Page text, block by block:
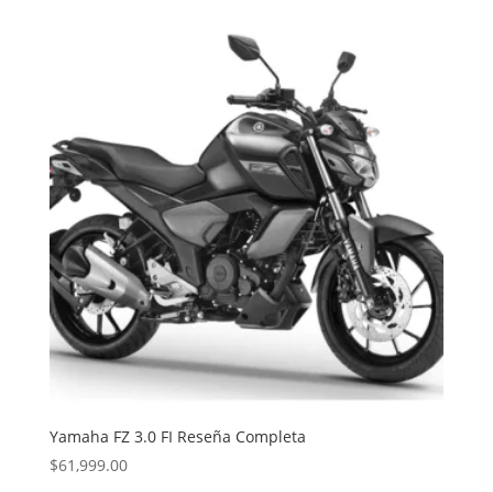
Yamaha FZ 3.0 FI Reseña Completa
$61,999.00